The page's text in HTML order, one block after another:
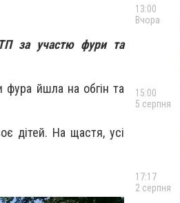
за участю фури та
фура йшла на обгін та
дітей. На щастя, усі
13:00
Вчора
15:00
5 серпня
17:17
2 серпня